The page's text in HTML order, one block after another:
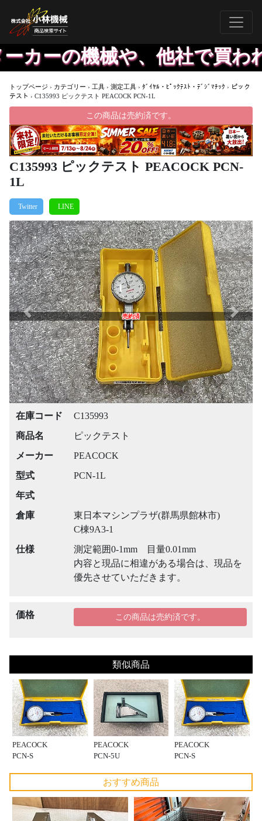
機械や、他社で買われた
トップページ › カテゴリー › 工具 › 測定工具 › ﾀﾞｲﾔﾙ・ﾋﾟｯｸﾃｽﾄ・ﾃﾞｼﾞﾏﾁｯｸ › ピック
テスト › C135993 ピックテスト PEACOCK PCN-1L
この商品は売約済です。
C135993 ピックテスト PEACOCK PCN-
1L
売約済
Previous Next
在庫コード
C135993
商品名
ピックテスト
メーカー
PEACOCK
型式
PCN-1L
年式
倉庫
東日本マシンプラザ(群馬県館林市)
C棟9A3-1
仕様
測定範囲0-1mm 目量0.01mm
内容と現品に相違がある場合は、現品を
優先させていただきます。
価格 この商品は売約済です。
類似商品
PEACOCK
PCN-S
PEACOCK
PCN-5U
PEACOCK
PCN-S
おすすめ商品